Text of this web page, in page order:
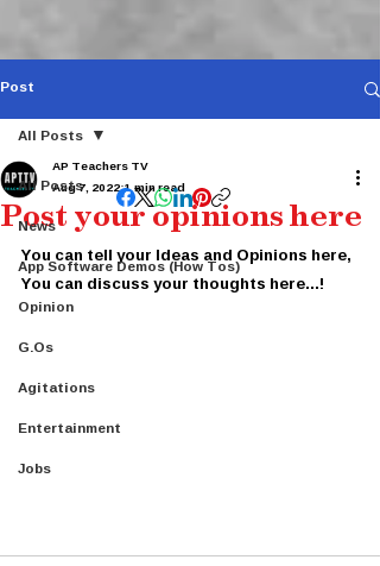
Post
All Posts
News
App Software Demos (How Tos)
Opinion
G.Os
Agitations
Entertainment
Jobs
All Posts
Post your opinions here
AP Teachers TV
Aug 7, 2022 1 min read
You can tell your Ideas and Opinions here,
You can discuss your thoughts here...!